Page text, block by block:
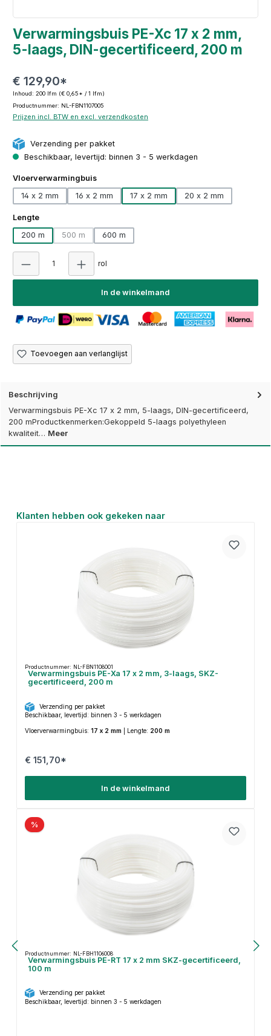
Verwarmingsbuis PE-Xc 17 x 2 mm,
5-laags, DIN-gecertificeerd, 200 m
€ 129,90*
Inhoud: 200 lfm (€ 0,65* / 1 lfm)
Productnummer: NL-FBN1107005
Prijzen incl. BTW en excl. verzendkosten
Verzending per pakket
Beschikbaar, levertijd: binnen 3 - 5 werkdagen
Selecteer
Vloerverwarmingbuis
14 x 2 mm
16 x 2 mm 17 x 2 mm 20 x 2 mm
Selecteer
Lengte
200 m
500 m
(Deze optie is momenteel niet beschikbaar.)
600 m
rol
In de winkelmand
Toevoegen aan verlanglijst
Beschrijving
Verwarmingsbuis PE-Xc 17 x 2 mm, 5-laags, DIN-gecertificeerd,
200 mProductkenmerken:Gekoppeld 5-laags polyethyleen
kwaliteit… Meer
Productgalerij overslaan
Klanten hebben ook gekeken naar
Productnummer: NL-FBN1108001
Verwarmingsbuis PE-Xa 17 x 2 mm, 3-laags, SKZ-
gecertificeerd, 200 m
Verzending per pakket
Beschikbaar, levertijd: binnen 3 - 5 werkdagen
Vloerverwarmingbuis: 17 x 2 mm Lengte: 200 m
€ 151,70*
In de winkelmand
%
Productnummer: NL-FBH1106008
Verwarmingsbuis PE-RT 17 x 2 mm SKZ-gecertificeerd,
100 m
Verzending per pakket
Beschikbaar, levertijd: binnen 3 - 5 werkdagen